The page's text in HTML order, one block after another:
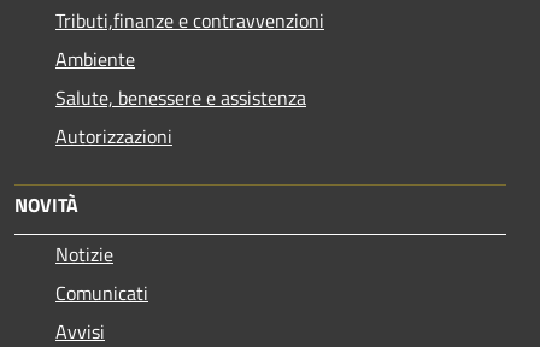
Tributi,finanze e contravvenzioni
Ambiente
Salute, benessere e assistenza
Autorizzazioni
NOVITÀ
Notizie
Comunicati
Avvisi